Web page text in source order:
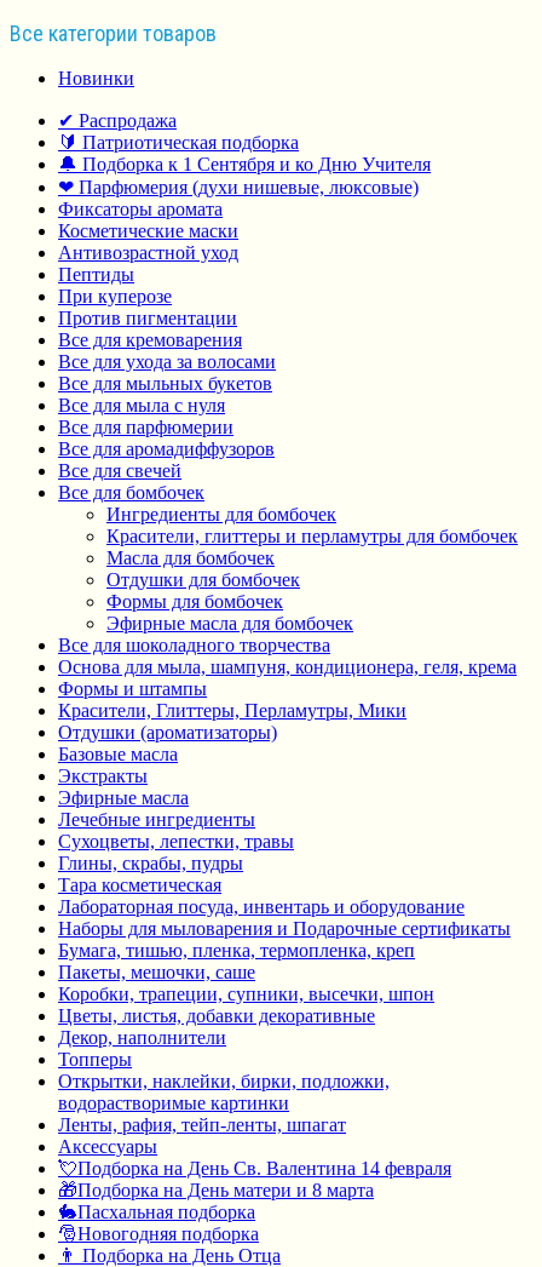
Все категории товаров
Новинки
✔ Распродажа
🔰 Патриотическая подборка
🔔 Подборка к 1 Сентября и ко Дню Учителя
❤ Парфюмерия (духи нишевые, люксовые)
Фиксаторы аромата
Косметические маски
Антивозрастной уход
Пептиды
При куперозе
Против пигментации
Все для кремоварения
Все для ухода за волосами
Все для мыльных букетов
Все для мыла с нуля
Все для парфюмерии
Все для аромадиффузоров
Все для свечей
Все для бомбочек
Ингредиенты для бомбочек
Красители, глиттеры и перламутры для бомбочек
Масла для бомбочек
Отдушки для бомбочек
Формы для бомбочек
Эфирные масла для бомбочек
Все для шоколадного творчества
Основа для мыла, шампуня, кондиционера, геля, крема
Формы и штампы
Красители, Глиттеры, Перламутры, Мики
Отдушки (ароматизаторы)
Базовые масла
Экстракты
Эфирные масла
Лечебные ингредиенты
Сухоцветы, лепестки, травы
Глины, скрабы, пудры
Тара косметическая
Лабораторная посуда, инвентарь и оборудование
Наборы для мыловарения и Подарочные сертификаты
Бумага, тишью, пленка, термопленка, креп
Пакеты, мешочки, саше
Коробки, трапеции, супники, высечки, шпон
Цветы, листья, добавки декоративные
Декор, наполнители
Топперы
Открытки, наклейки, бирки, подложки,
водорастворимые картинки
Ленты, рафия, тейп-ленты, шпагат
Аксессуары
💘Подборка на День Св. Валентина 14 февраля
🎁Подборка на День матери и 8 марта
🐇Пасхальная подборка
🎅Новогодняя подборка
👨 Подборка на День Отца